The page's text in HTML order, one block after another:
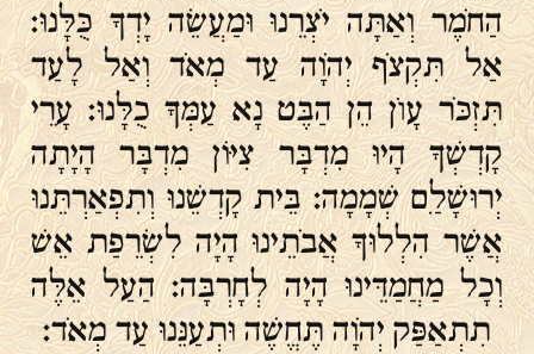
הַחֹמֶר וְאַתָּה יֹצְרֵנוּ וּמַעֲשֵׂה יָדְךָ כֻּלָּנוּ׃
אַל תִּקְצֹף יְהֹוָה עַד מְאֹד וְאַל לָעַד
תִּזְכֹּר עָוֺן הֵן הַבֶּט נָא עַמְּךָ כֻלָּנוּ׃ עָרֵי
קָדְשְׁךָ הָיוּ מִדְבָּר צִיּוֹן מִדְבָּר הָיָתָה
יְרוּשָׁלַ‍ִם שְׁמָמָה׃ בֵּית קָדְשֵׁנוּ וְתִפְאַרְתֵּנוּ
אֲשֶׁר הִלְלוּךָ אֲבֹתֵינוּ הָיָה לִשְׂרֵפַת אֵשׁ
וְכָל מַחֲמַדֵּינוּ הָיָה לְחָרְבָּה׃ הַעַל אֵלֶּה
תִתְאַפַּק יְהֹוָה תֶּחֱשֶׁה וּתְעַנֵּנוּ עַד מְאֹד׃